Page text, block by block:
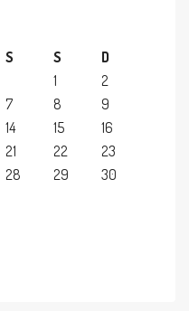
S S
D
1
2
7 8
9
14 15
16
21 22
23
28 29
30